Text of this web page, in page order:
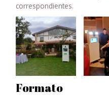
correspondientes.
Formato